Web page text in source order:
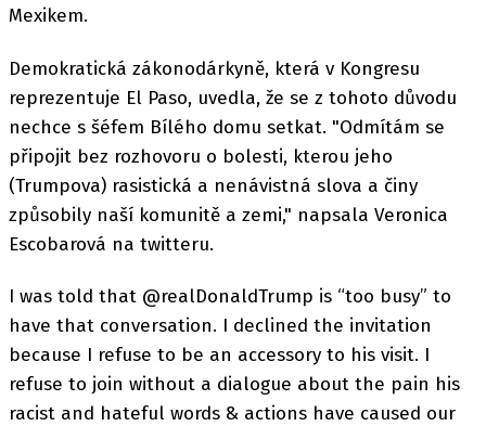
Mexikem.
Demokratická zákonodárkyně, která v Kongresu
reprezentuje El Paso, uvedla, že se z tohoto důvodu
nechce s šéfem Bílého domu setkat. "Odmítám se
připojit bez rozhovoru o bolesti, kterou jeho
(Trumpova) rasistická a nenávistná slova a činy
způsobily naší komunitě a zemi," napsala Veronica
Escobarová na twitteru.
I was told that @realDonaldTrump is “too busy” to
have that conversation. I declined the invitation
because I refuse to be an accessory to his visit. I
refuse to join without a dialogue about the pain his
racist and hateful words & actions have caused our